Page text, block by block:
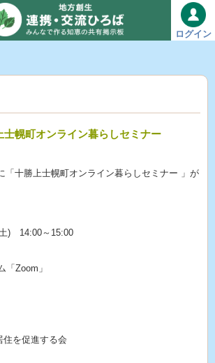
ログイン
士幌町オンライン暮らしセミナー
「十勝上士幌町オンライン暮らしセミナー 」が
) 14:00～15:00
「Zoom」
住を促進する会